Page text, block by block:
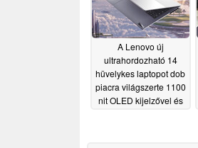
A Lenovo új
ultrahordozható 14
hüvelykes laptopot dob
piacra világszerte 1100
nit OLED kijelzővel és